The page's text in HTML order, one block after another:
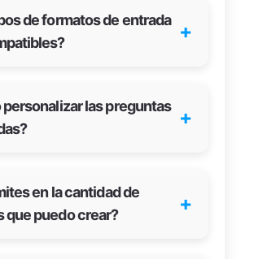
de formatos de entrada +
personalizar las preguntas +
en la cantidad de
que puedo crear?
+